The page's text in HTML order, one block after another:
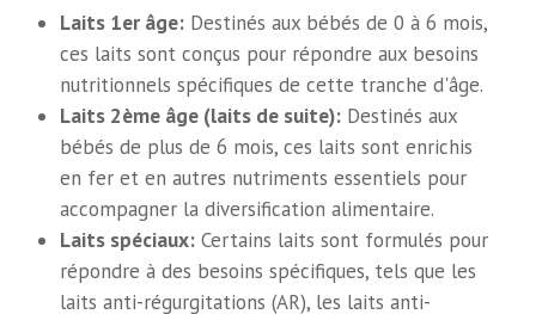
Laits 1er âge: Destinés aux bébés de 0 à 6 mois,
ces laits sont conçus pour répondre aux besoins
nutritionnels spécifiques de cette tranche d'âge.
Laits 2ème âge (laits de suite): Destinés aux
bébés de plus de 6 mois, ces laits sont enrichis
en fer et en autres nutriments essentiels pour
accompagner la diversification alimentaire.
Laits spéciaux: Certains laits sont formulés pour
répondre à des besoins spécifiques, tels que les
laits anti-régurgitations (AR), les laits anti-